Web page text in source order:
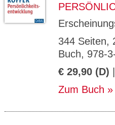
344 Seiten,
Buch, 978-
€ 29,90 (D)
Zum Buch